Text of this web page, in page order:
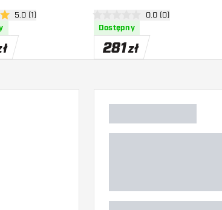
panel recenzji
5.0 (1) otwórz panel recenzji
0 gwiazdki oceny0.0 (0)
Dostępny
281zł